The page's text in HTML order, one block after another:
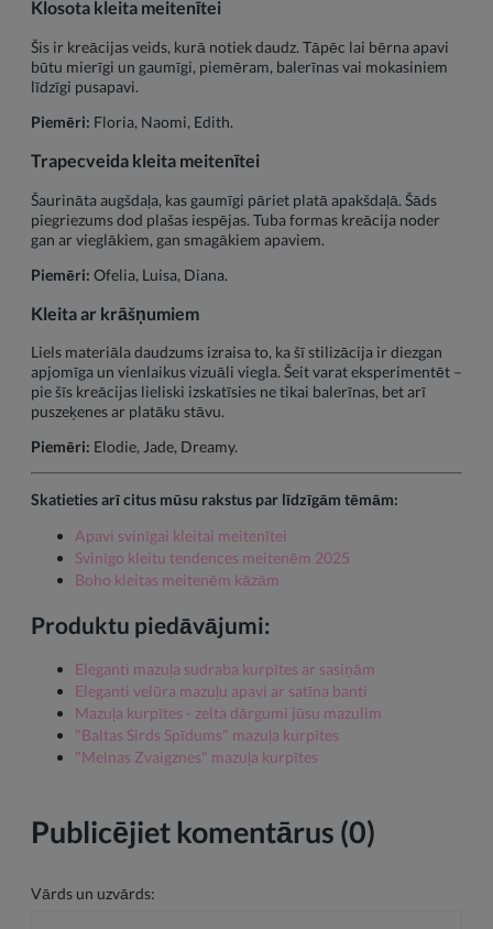
Klosota kleita meitenītei
Šis ir kreācijas veids, kurā notiek daudz. Tāpēc lai bērna apavi
būtu mierīgi un gaumīgi, piemēram, balerīnas vai mokasiniem
līdzīgi pusapavi.
Piemēri: Floria, Naomi, Edith.
Trapecveida kleita meitenītei
Šaurināta augšdaļa, kas gaumīgi pāriet platā apakšdaļā. Šāds
piegriezums dod plašas iespējas. Tuba formas kreācija noder
gan ar vieglākiem, gan smagākiem apaviem.
Piemēri: Ofelia, Luisa, Diana.
Kleita ar krāšņumiem
Liels materiāla daudzums izraisa to, ka šī stilizācija ir diezgan
apjomīga un vienlaikus vizuāli viegla. Šeit varat eksperimentēt –
pie šīs kreācijas lieliski izskatīsies ne tikai balerīnas, bet arī
puszeķenes ar platāku stāvu.
Piemēri: Elodie, Jade, Dreamy.
Skatieties arī citus mūsu rakstus par līdzīgām tēmām:
Apavi svinīgai kleitai meitenītei
Svinīgo kleitu tendences meitenēm 2025
Boho kleitas meitenēm kāzām
Produktu piedāvājumi:
Eleganti mazuļa sudraba kurpītes ar sasiņām
Eleganti velūra mazuļu apavi ar satīna banti
Mazuļa kurpītes - zelta dārgumi jūsu mazulim
"Baltas Sirds Spīdums" mazuļa kurpītes
"Melnas Zvaigznes" mazuļa kurpītes
Publicējiet komentārus (0)
Vārds un uzvārds: